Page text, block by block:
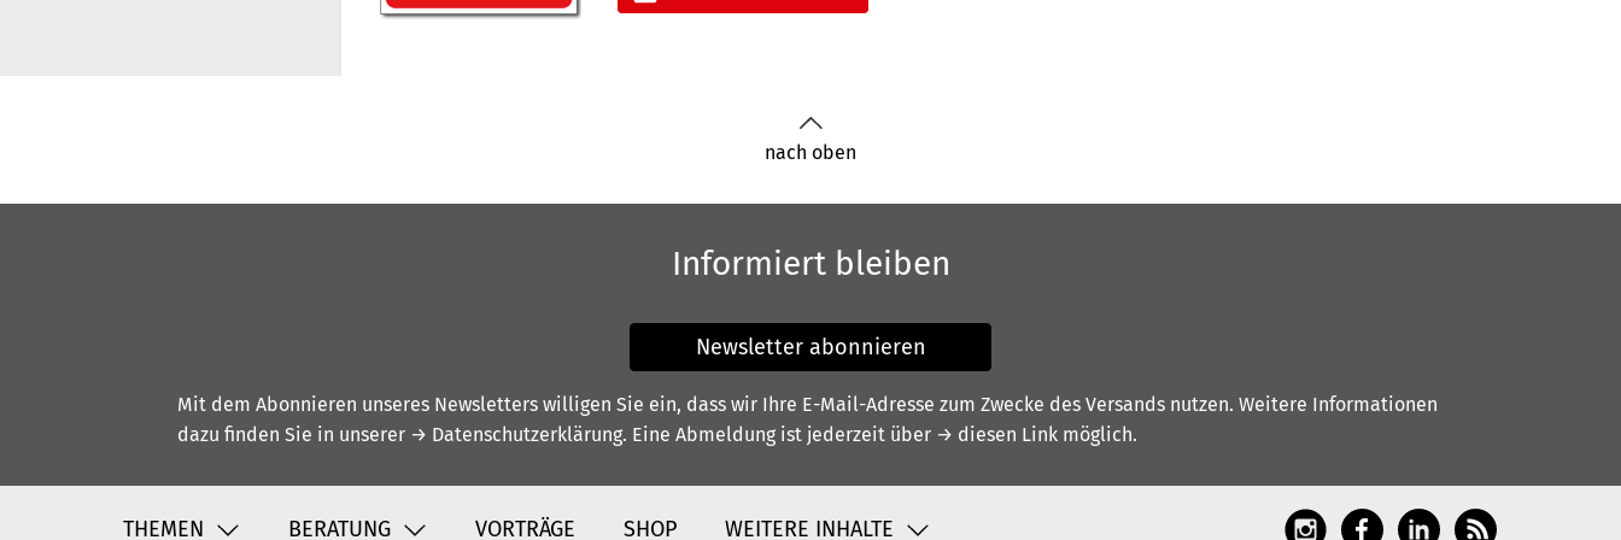
nach oben
Informiert bleiben
Newsletter abonnieren
Mit dem Abonnieren unseres Newsletters willigen Sie ein, dass wir Ihre E-Mail-Adresse zum Zwecke des Versands nutzen. Weitere Informationen
dazu finden Sie in unserer → Datenschutzerklärung. Eine Abmeldung ist jederzeit über → diesen Link möglich.
THEMEN BERATUNG VORTRÄGE SHOP WEITERE INHALTE